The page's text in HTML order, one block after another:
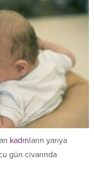
kadınların yarıya
gün civarında